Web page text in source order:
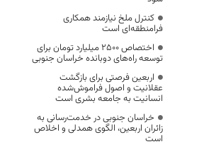
کنترل ملخ نیازمند همکاری
فرامنطقه‌ای است
اختصاص 2500 میلیارد تومان برای
توسعه راه‌های دوبانده خراسان جنوبی
اربعین فرصتی برای بازگشت
عقلانیت و اصول فراموش‌شده
انسانیت به جامعه بشری است
خراسان جنوبی در خدمت‌رسانی به
زائران اربعین، الگوی همدلی و اخلاص
است